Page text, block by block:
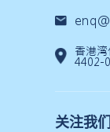
香港
4402-
关注我们